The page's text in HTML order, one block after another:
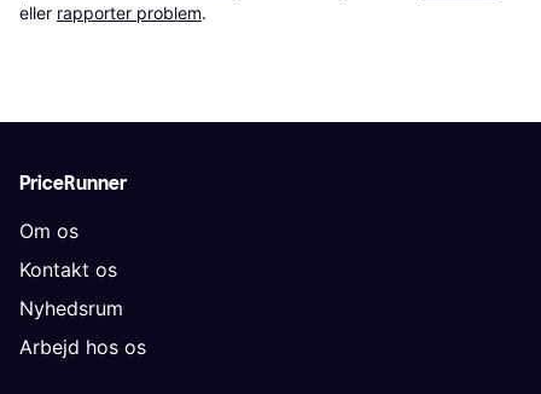
eller rapporter problem.
PriceRunner
Om os
Kontakt os
Nyhedsrum
Arbejd hos os